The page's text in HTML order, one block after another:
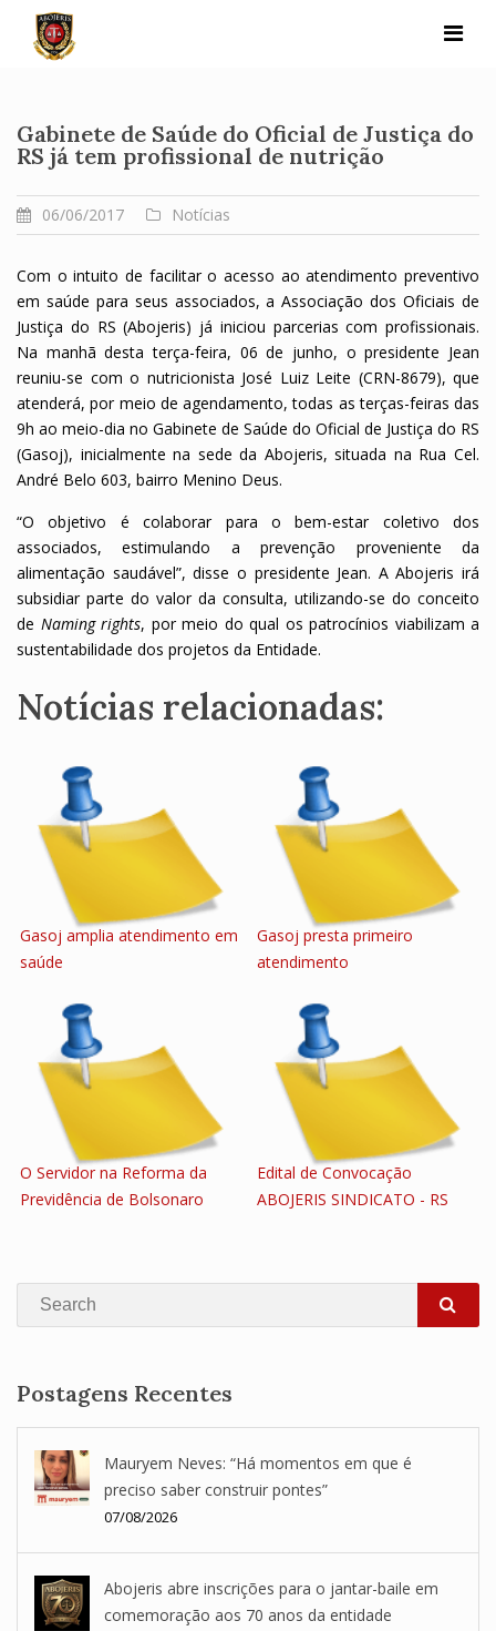
content
Gabinete de Saúde do Oficial de Justiça do
RS já tem profissional de nutrição
06/06/2017 Notícias
Com o intuito de facilitar o acesso ao atendimento preventivo
em saúde para seus associados, a Associação dos Oficiais de
Justiça do RS (Abojeris) já iniciou parcerias com profissionais.
Na manhã desta terça-feira, 06 de junho, o presidente Jean
reuniu-se com o nutricionista José Luiz Leite (CRN-8679), que
atenderá, por meio de agendamento, todas as terças-feiras das
9h ao meio-dia no Gabinete de Saúde do Oficial de Justiça do RS
(Gasoj), inicialmente na sede da Abojeris, situada na Rua Cel.
André Belo 603, bairro Menino Deus.
“O objetivo é colaborar para o bem-estar coletivo dos
associados, estimulando a prevenção proveniente da
alimentação saudável”, disse o presidente Jean. A Abojeris irá
subsidiar parte do valor da consulta, utilizando-se do conceito
de Naming rights, por meio do qual os patrocínios viabilizam a
sustentabilidade dos projetos da Entidade.
Notícias relacionadas:
Gasoj amplia atendimento em
saúde
Gasoj presta primeiro
atendimento
O Servidor na Reforma da
Previdência de Bolsonaro
Edital de Convocação
ABOJERIS SINDICATO - RS
Search
Postagens Recentes
Mauryem Neves: “Há momentos em que é
preciso saber construir pontes”
07/08/2026
Abojeris abre inscrições para o jantar-baile em
comemoração aos 70 anos da entidade